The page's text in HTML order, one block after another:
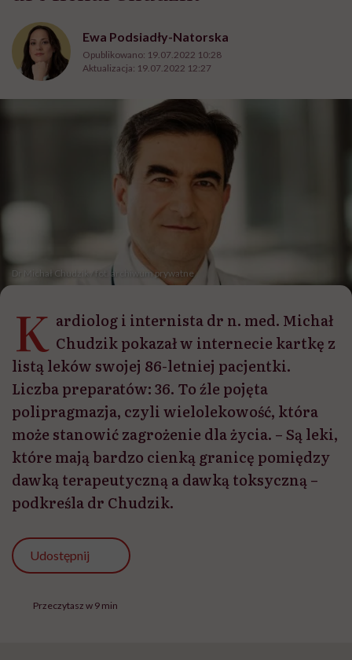
Ewa Podsiadły-Natorska
Opublikowano: 19.07.2022 10:28
Aktualizacja: 19.07.2022 12:27
Dr Michał Chudzik / fot. archiwum prywatne
K ardiolog i internista dr n. med. Michał
Chudzik pokazał w internecie kartkę z
listą leków swojej 86-letniej pacjentki.
Liczba preparatów: 36. To źle pojęta
polipragmazja, czyli wielolekowość, która
może stanowić zagrożenie dla życia. – Są leki,
które mają bardzo cienką granicę pomiędzy
dawką terapeutyczną a dawką toksyczną –
podkreśla dr Chudzik.
Udostępnij
Przeczytasz w 9 min